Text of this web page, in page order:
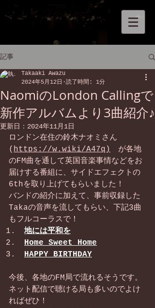
記事
NaomiのLondon Callingで
新作アルバムより3曲紹介♪
Takaaki Awazu
2024年5月12日
読了時間: 1分
更新日： 2024年11月1日
ロンドン在住の鈴木ナオミさん
( https://w.wiki/A47q)
が各地
のFM曲を通して英国音楽事情などをお
届けする番組に、サイドエフェクトの
6thを取り上げてもらいました！
バンドの紹介に加えて、事前収録した
Takaの音声を流してもらい、下記3曲
もフルコーラスで！
地には平和を
Home Sweet Home
HAPPY BIRTHDAY
今後、各地のFM局で流れるそうです。
ネット配信で聴ける局も多いのでよけ
ればぜひ！